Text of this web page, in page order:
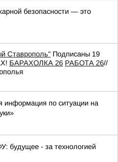
безопасности — это
Ставрополь" Подписаны 19
БАРАХОЛКА 26 РАБОТА 26//
информация по ситуации на
будущее - за технологией